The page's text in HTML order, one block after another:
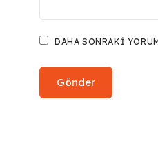
DAHA SONRAKI